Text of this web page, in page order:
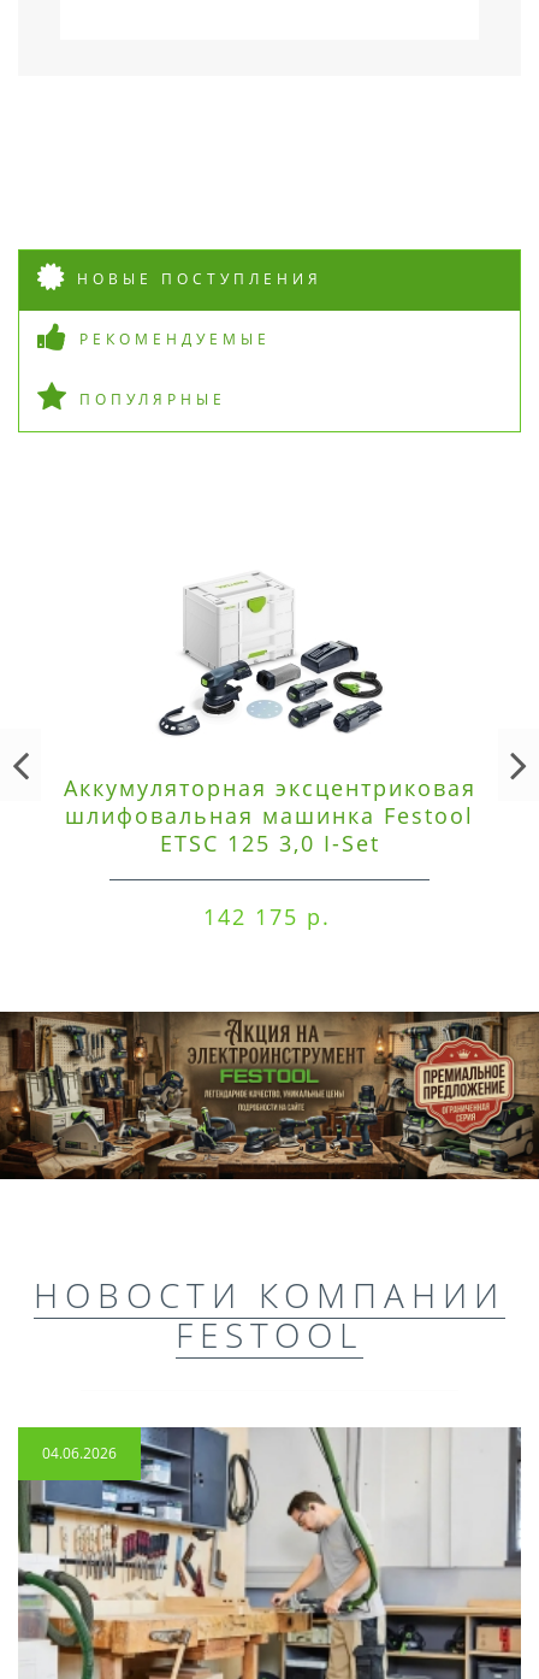
НОВЫЕ ПОСТУПЛЕНИЯ
РЕКОМЕНДУЕМЫЕ
ПОПУЛЯРНЫЕ
Аккумуляторная эксцентриковая
шлифовальная машинка Festool
ETSC 125 3,0 I-Set
142 175 р.
НОВОСТИ КОМПАНИИ
FESTOOL
04.06.2026